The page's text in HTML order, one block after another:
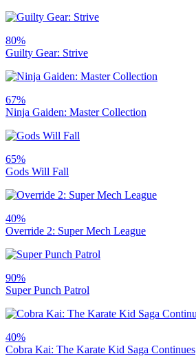
80%
Guilty Gear: Strive
67%
Ninja Gaiden: Master Collection
65%
Gods Will Fall
40%
Override 2: Super Mech League
90%
Super Punch Patrol
40%
Cobra Kai: The Karate Kid Saga Continues